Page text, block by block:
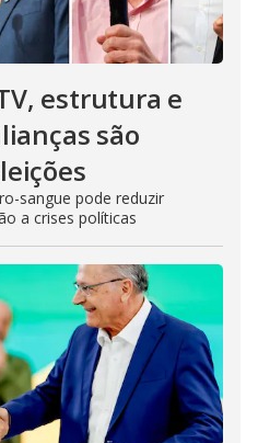
estrutura e
são
sangue pode reduzir
a crises políticas